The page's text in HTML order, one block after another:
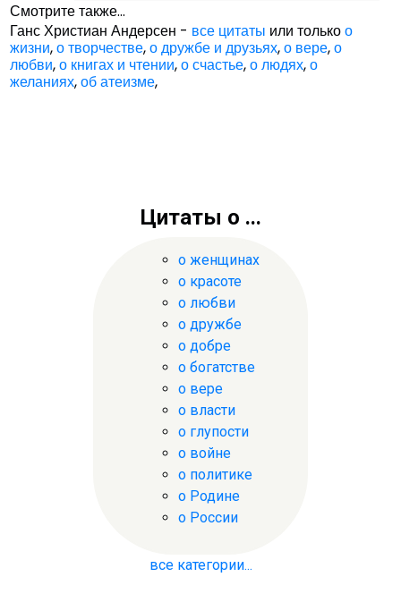
Смотрите также...
Ганс Христиан Андерсен - все цитаты или толькоо
жизни,о творчестве,о дружбе и друзьях,о вере,о
любви,о книгах и чтении,о счастье,о людях,о
желаниях,об атеизме,
Цитаты о ...
о женщинах
о красоте
о любви
о дружбе
о добре
о богатстве
о вере
о власти
о глупости
о войне
о политике
о Родине
о России
все категории...